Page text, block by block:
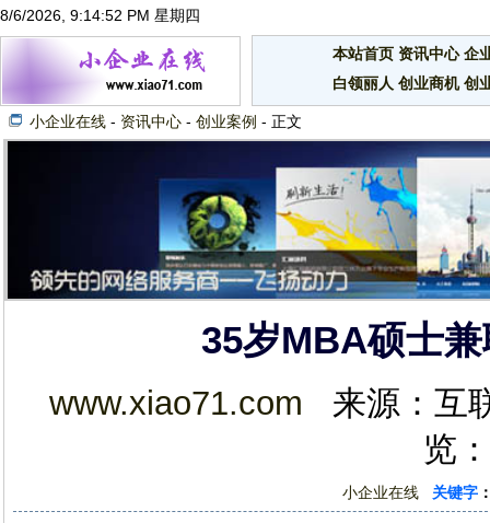
8/6/2026, 9:14:52 PM 星期四
本站首页 资讯中心 企
白领丽人 创业商机 创
小企业在线 - 资讯中心 - 创业案例 - 正文
35岁MBA硕士
www.xiao71.com 来源：互
览
小企业在线 关键字